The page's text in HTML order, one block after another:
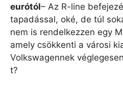
eurótól– Az R-line
tapadással, oké, de túl
nem is rendelkezzen egy
amely csökkenti a városi
Volkswagennek
t?